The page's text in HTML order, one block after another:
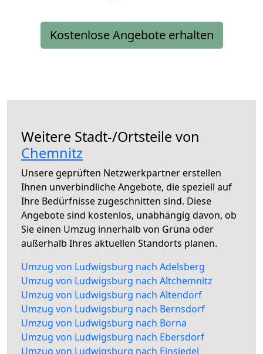
Kostenlose Angebote erhalten
Weitere Stadt-/Ortsteile von
Chemnitz
Unsere geprüften Netzwerkpartner erstellen
Ihnen unverbindliche Angebote, die speziell auf
Ihre Bedürfnisse zugeschnitten sind. Diese
Angebote sind kostenlos, unabhängig davon, ob
Sie einen Umzug innerhalb von Grüna oder
außerhalb Ihres aktuellen Standorts planen.
Umzug von Ludwigsburg nach Adelsberg
Umzug von Ludwigsburg nach Altchemnitz
Umzug von Ludwigsburg nach Altendorf
Umzug von Ludwigsburg nach Bernsdorf
Umzug von Ludwigsburg nach Borna
Umzug von Ludwigsburg nach Ebersdorf
Umzug von Ludwigsburg nach Einsiedel